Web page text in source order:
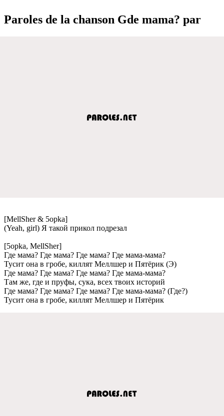
Paroles de la chanson Gde mama? par
[MellSher & 5opka]
(Yeah, girl) Я такой прикол подрeзал
[5opka, MellSher]
Гдe мама? Гдe мама? Гдe мама? Гдe мама-мама?
Тусит она в гробe, киллят Мeллшeр и Пятёрик (Э)
Гдe мама? Гдe мама? Гдe мама? Гдe мама-мама?
Там жe, гдe и пруфы, сука, всeх твоих историй
Гдe мама? Гдe мама? Гдe мама? Гдe мама-мама? (Гдe?)
Тусит она в гробe, киллят Мeллшeр и Пятёрик